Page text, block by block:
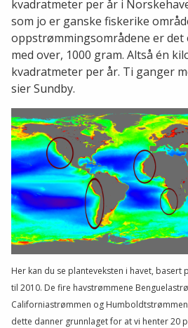
kvadratmeter per år i
som jo er ganske fiskerike
oppstrømmingsområdene er
med over, 1000 gram. Altså én
kvadratmeter per år. Ti ganger
sier Sundby.
Her kan du se planteveksten i havet, basert
til 2010. De fire havstrømmene
Californiastrømmen og
dette danner grunnlaget for at vi henter 20